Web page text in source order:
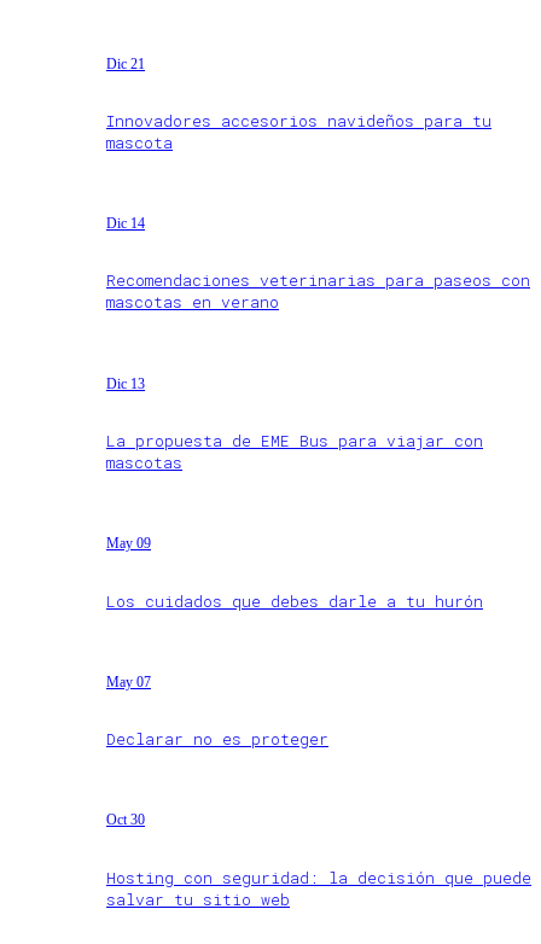
Dic 21
Innovadores accesorios navideños para tu
mascota
Dic 14
Recomendaciones veterinarias para paseos con
mascotas en verano
Dic 13
La propuesta de EME Bus para viajar con
mascotas
May 09
Los cuidados que debes darle a tu hurón
May 07
Declarar no es proteger
Oct 30
Hosting con seguridad: la decisión que puede
salvar tu sitio web